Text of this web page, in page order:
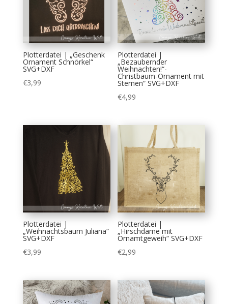
Plotterdatei | „Geschenk
Ornament Schnörkel“
SVG+DXF
€3,99
Plotterdatei |
„Bezaubernder
Weihnachten!“-
Christbaum-Ornament mit
Sternen“ SVG+DXF
€4,99
Plotterdatei |
„Weihnachtsbaum Juliana“
SVG+DXF
€3,99
Plotterdatei |
„Hirschdame mit
Ornamtgeweih“ SVG+DXF
€2,99